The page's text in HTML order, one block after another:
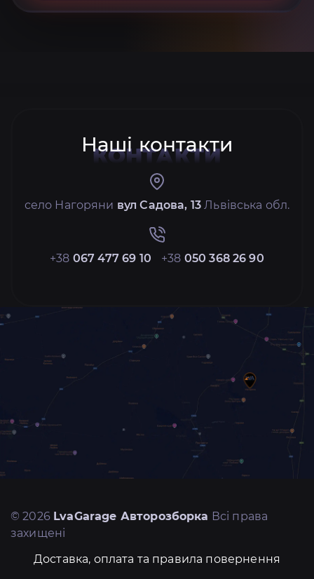
Наші контакти
КОНТАКТИ
село Нагоряни вул Садова, 13 Львівська обл.
+38 067 477 69 10 +38 050 368 26 90
© 2026 LvaGarage Авторозборка Всі права
захищені
Доставка, оплата та правила повернення